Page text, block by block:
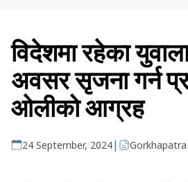
विदेशमा रहेका
अवसर सृजना गर्न
ओलीको आग्रह
24 September, 2024| Gorkhapatra